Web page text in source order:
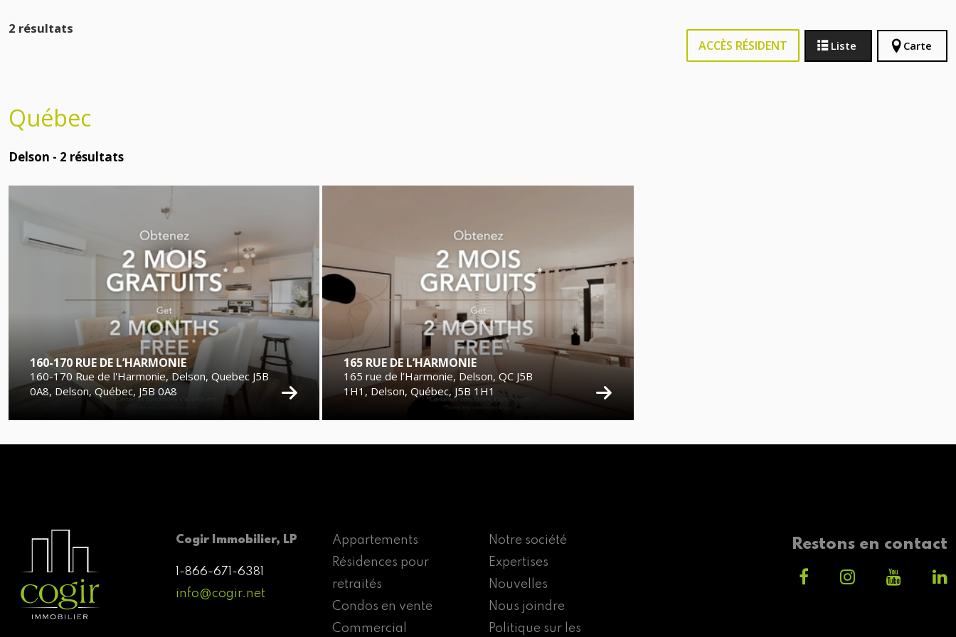
2 résultats
ACCÈS RÉSIDENT Liste Carte
Québec
Delson - 2 résultats
160-170 RUE DE L’HARMONIE
160-170 Rue de l'Harmonie, Delson, Quebec J5B
0A8, Delson, Québec, J5B 0A8
165 RUE DE L’HARMONIE
165 rue de l’Harmonie, Delson, QC J5B
1H1, Delson, Québec, J5B 1H1
Cogir Immobilier, LP
1-866-671-6381
info@cogir.net
Appartements
Résidences pour
retraités
Condos en vente
Commercial
Notre société
Expertises
Nouvelles
Nous joindre
Politique sur les
Restons en contact